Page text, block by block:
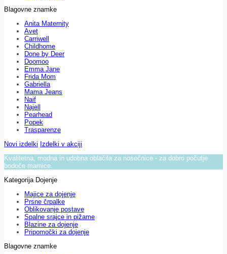
Blagovne znamke
Anita Maternity
Avet
Carriwell
Childhome
Done by Deer
Doomoo
Emma Jane
Frida Mom
Gabriella
Mama Jeans
Naif
Najell
Pearhead
Popek
Trasparenze
Novi izdelki Izdelki v akciji
Kvalitetna, modna in udobna oblačila za nosečnice - za dobro počutje
bodoče mamice.
Kategorija Dojenje
Majice za dojenje
Prsne črpalke
Oblikovanje postave
Spalne srajce in pižame
Blazine za dojenje
Pripomočki za dojenje
Blagovne znamke